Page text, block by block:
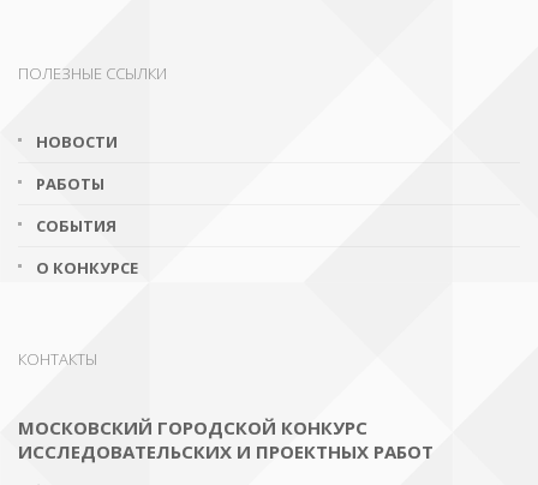
ПОЛЕЗНЫЕ ССЫЛКИ
НОВОСТИ
РАБОТЫ
СОБЫТИЯ
О КОНКУРСЕ
КОНТАКТЫ
МОСКОВСКИЙ ГОРОДСКОЙ КОНКУРС
ИССЛЕДОВАТЕЛЬСКИХ И ПРОЕКТНЫХ РАБОТ